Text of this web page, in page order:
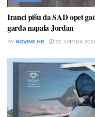
Iranci pišu da SAD opet
garda napala Jordan
BY NOVINE.HR 22. SRPNJA